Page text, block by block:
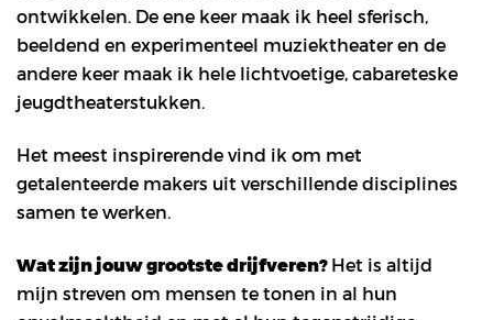
ontwikkelen. De ene keer maak ik heel sferisch,
beeldend en experimenteel muziektheater en de
andere keer maak ik hele lichtvoetige, cabareteske
jeugdtheaterstukken.
Het meest inspirerende vind ik om met
getalenteerde makers uit verschillende disciplines
samen te werken.
Wat zijn jouw grootste drijfveren? Het is altijd
mijn streven om mensen te tonen in al hun